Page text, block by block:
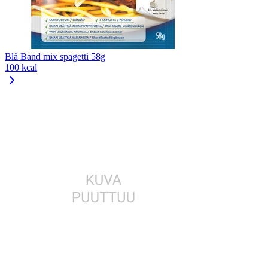
Blå Band mix spagetti 58g
100 kcal